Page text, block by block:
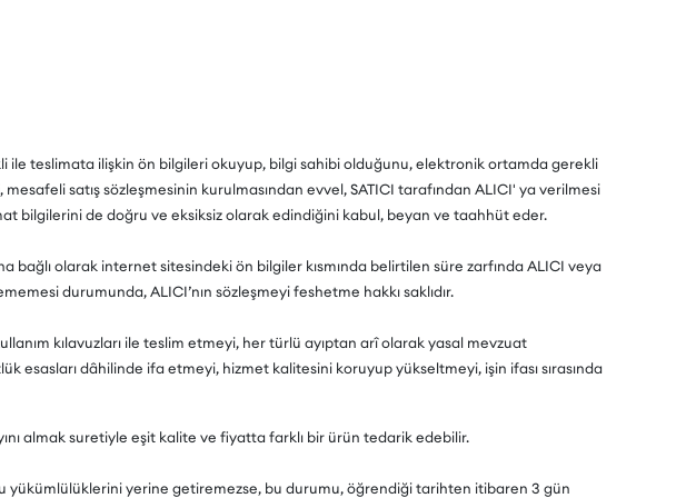
ile teslimata ilişkin ön bilgileri okuyup, bilgi sahibi olduğunu, elektronik ortamda gerekli
satış sözleşmesinin kurulmasından evvel, SATICI tarafından ALICI' ya verilmesi
bilgilerini de doğru ve eksiksiz olarak edindiğini kabul, beyan ve taahhüt eder.
bağlı olarak internet sitesindeki ön bilgiler kısmında belirtilen süre zarfında ALICI veya
durumunda, ALICI’nın sözleşmeyi feshetme hakkı saklıdır.
kılavuzları ile teslim etmeyi, her türlü ayıptan arî olarak yasal mevzuat
dâhilinde ifa etmeyi, hizmet kalitesini koruyup yükseltmeyi, işin ifası sırasında
almak suretiyle eşit kalite ve fiyatta farklı bir ürün tedarik edebilir.
yükümlülüklerini yerine getiremezse, bu durumu, öğrendiği tarihten itibaren 3 gün